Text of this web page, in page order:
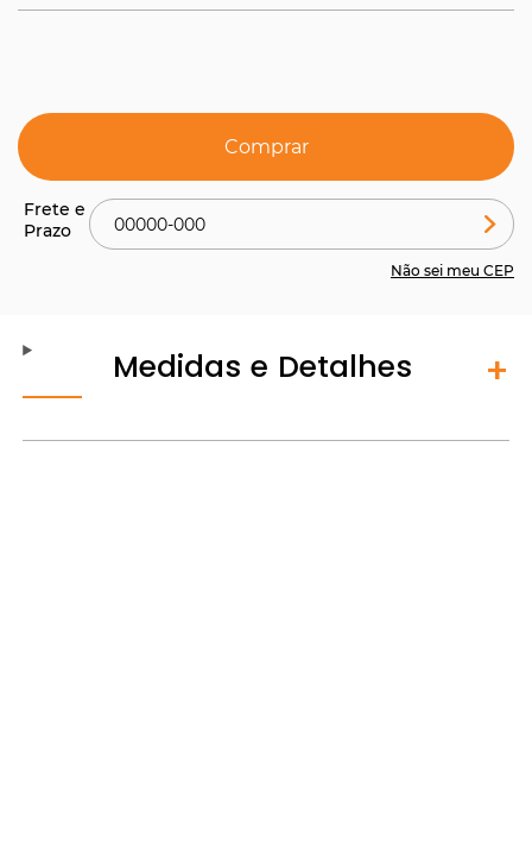
Comprar
Não sei meu CEP
Medidas e Detalhes